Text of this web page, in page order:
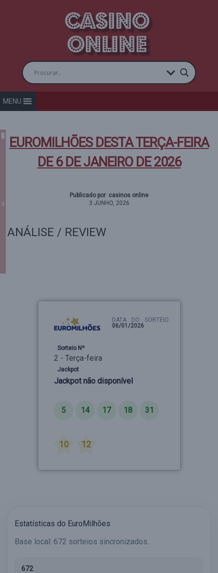
MENU
EUROMILHÕES DESTA TERÇA-FEIRA
DE 6 DE JANEIRO DE 2026
Publicado por casinos online
3 JUNHO, 2026
ANÁLISE / REVIEW
DATA DO SORTEIO:
06/01/2026
Sorteio Nº
2 - Terça-feira
Jackpot
Jackpot não disponível
5 14 17 18 31
10 12
Estatísticas do EuroMilhões
Base local: 672 sorteios sincronizados.
672